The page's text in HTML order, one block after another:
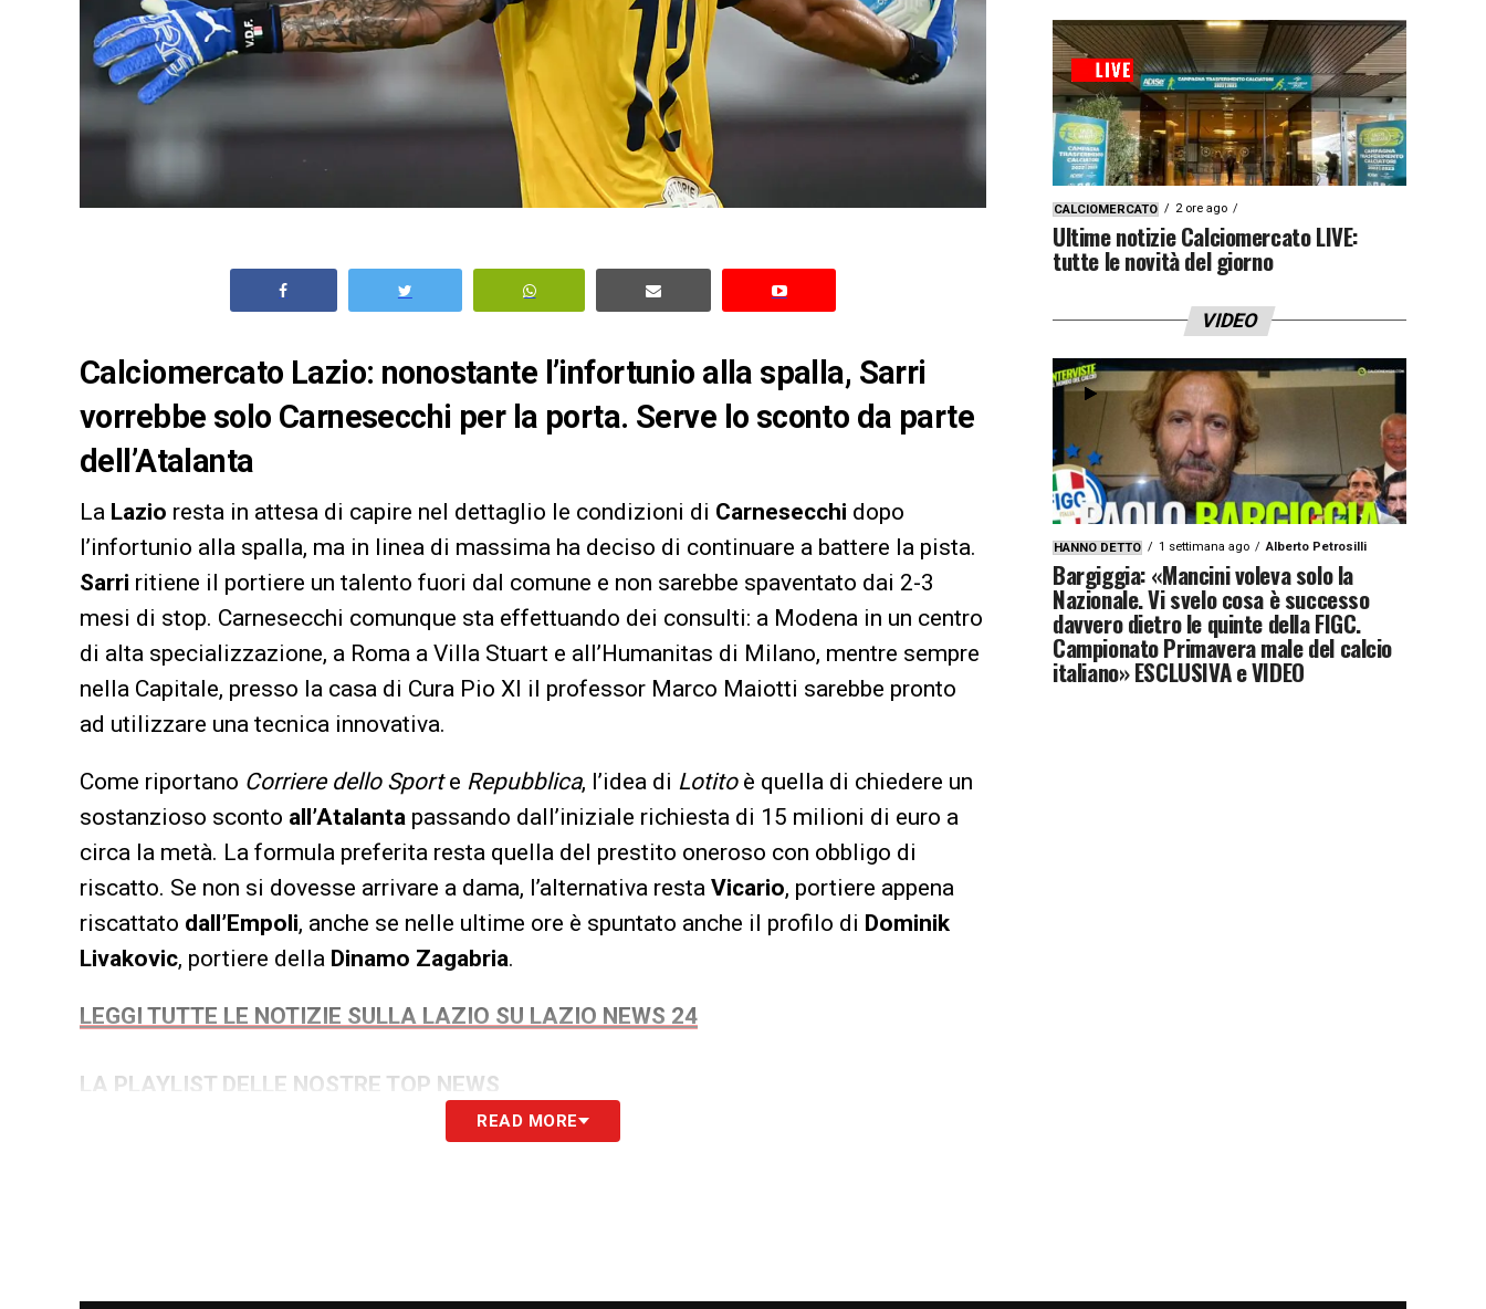
Calciomercato Lazio: nonostante l’infortunio alla spalla, Sarri
vorrebbe solo Carnesecchi per la porta. Serve lo sconto da parte
dell’Atalanta
La Lazio resta in attesa di capire nel dettaglio le condizioni di Carnesecchi dopo
l’infortunio alla spalla, ma in linea di massima ha deciso di continuare a battere la pista.
Sarri ritiene il portiere un talento fuori dal comune e non sarebbe spaventato dai 2-3
mesi di stop. Carnesecchi comunque sta effettuando dei consulti: a Modena in un centro
di alta specializzazione, a Roma a Villa Stuart e all’Humanitas di Milano, mentre sempre
nella Capitale, presso la casa di Cura Pio XI il professor Marco Maiotti sarebbe pronto
ad utilizzare una tecnica innovativa.
Come riportano Corriere dello Sporte Repubblica, l’idea di Lotito è quella di chiedere un
sostanzioso sconto all’Atalanta passando dall’iniziale richiesta di 15 milioni di euro a
circa la metà. La formula preferita resta quella del prestito oneroso con obbligo di
riscatto. Se non si dovesse arrivare a dama, l’alternativa resta Vicario, portiere appena
riscattato dall’Empoli, anche se nelle ultime ore è spuntato anche il profilo di Dominik
Livakovic, portiere della Dinamo Zagabria.
LEGGI TUTTE LE NOTIZIE SULLA LAZIO SU LAZIO NEWS 24
LA PLAYLIST DELLE NOSTRE TOP NEWS
READ MORE
CALCIOMERCATO 2 ore ago
Ultime notizie Calciomercato LIVE:
tutte le novità del giorno
VIDEO
HANNO DETTO 1 settimana ago Alberto Petrosilli
Bargiggia: «Mancini voleva solo la
Nazionale. Vi svelo cosa è successo
davvero dietro le quinte della FIGC.
Campionato Primavera male del calcio
italiano» ESCLUSIVA e VIDEO